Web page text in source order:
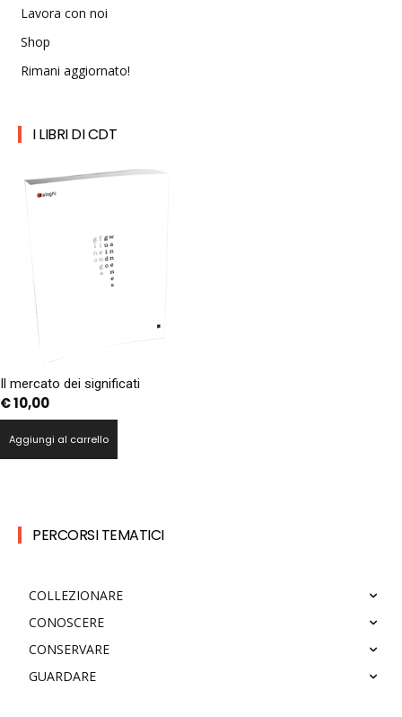
Lavora con noi
Shop
Rimani aggiornato!
I LIBRI DI CDT
Il mercato dei significati
€10,00
Aggiungi al carrello
PERCORSI TEMATICI
COLLEZIONARE
CONOSCERE
CONSERVARE
GUARDARE